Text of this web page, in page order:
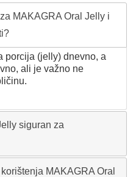
MAKAGRA Oral Jelly i
porcija (jelly) dnevno, a
ali je važno ne
siguran za
MAKAGRA Oral